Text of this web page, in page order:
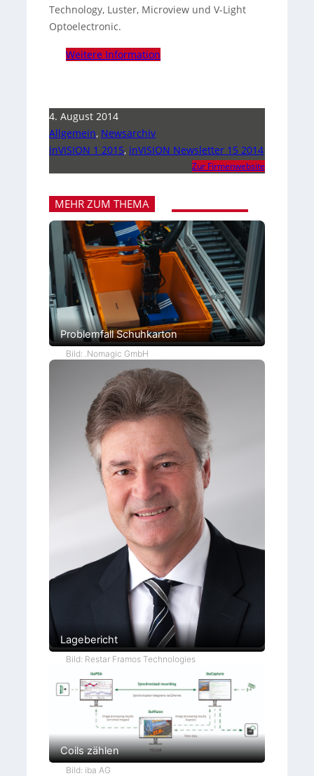
Technology, Luster, Microview und V-Light
Optoelectronic.
Weitere Information
4. August 2014
Allgemein, Newsarchiv
inVISION 1 2015, inVISION Newsletter 15 2014
Zur Firmenwebsite
MEHR ZUM THEMA
Problemfall Schuhkarton
Bild: .Nomagic GmbH
Lagebericht
Bild: Restar Framos Technologies
Coils zählen
Bild: iba AG